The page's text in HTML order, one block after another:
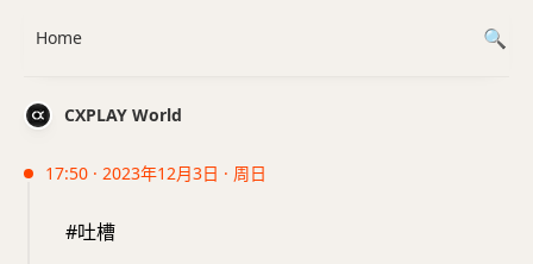
CXPLAY World
17:50 · 2023年12月3日 · 周日
#吐槽
Home